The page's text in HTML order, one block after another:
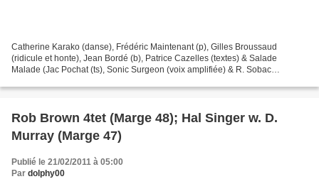
Catherine Karako (danse), Frédéric Maintenant (p), Gilles Broussaud
(ridicule et honte), Jean Bordé (b), Patrice Cazelles (textes) & Salade
Malade (Jac Pochat (ts), Sonic Surgeon (voix amplifiée) & R. Sobac
Rob Brown 4tet (Marge 48); Hal Singer w. D.
Murray (Marge 47)
Publié le 21/02/2011 à 05:00
Par dolphy00